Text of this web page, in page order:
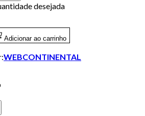
desejada
Adicionar ao carrinho
WEBCONTINENTAL